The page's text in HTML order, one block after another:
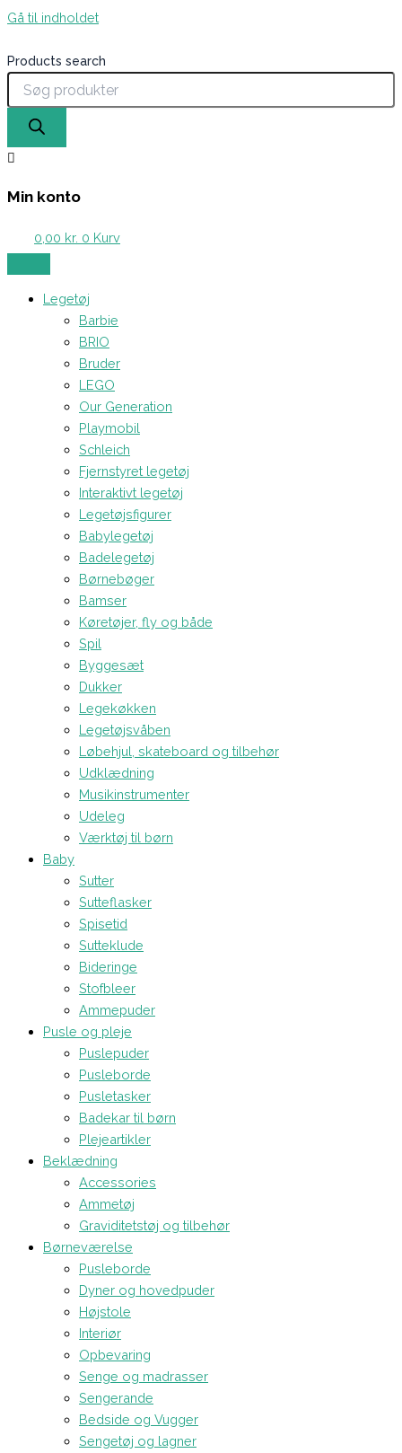
Gå til indholdet
Products search
Min konto
0,00 kr. 0 Kurv
Legetøj
Barbie
BRIO
Bruder
LEGO
Our Generation
Playmobil
Schleich
Fjernstyret legetøj
Interaktivt legetøj
Legetøjsfigurer
Babylegetøj
Badelegetøj
Børnebøger
Bamser
Køretøjer, fly og både
Spil
Byggesæt
Dukker
Legekøkken
Legetøjsvåben
Løbehjul, skateboard og tilbehør
Udklædning
Musikinstrumenter
Udeleg
Værktøj til børn
Baby
Sutter
Sutteflasker
Spisetid
Sutteklude
Bideringe
Stofbleer
Ammepuder
Pusle og pleje
Puslepuder
Pusleborde
Pusletasker
Badekar til børn
Plejeartikler
Beklædning
Accessories
Ammetøj
Graviditetstøj og tilbehør
Børneværelse
Pusleborde
Dyner og hovedpuder
Højstole
Interiør
Opbevaring
Senge og madrasser
Sengerande
Bedside og Vugger
Sengetøj og lagner